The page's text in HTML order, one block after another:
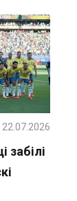
забілі
22.07.2026